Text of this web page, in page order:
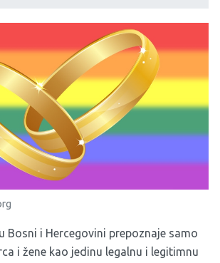
Bosni i Hercegovini prepoznaje samo
i žene kao jedinu legalnu i legitimnu